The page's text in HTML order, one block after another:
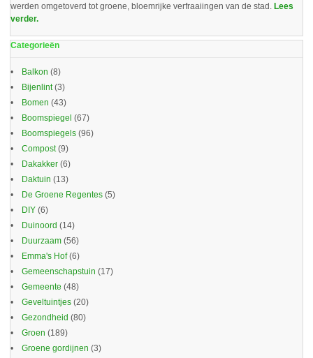
werden omgetoverd tot groene, bloemrijke verfraaiingen van de stad. Lees
verder.
Categorieën
Balkon (8)
Bijenlint(3)
Bomen (43)
Boomspiegel (67)
Boomspiegels (96)
Compost(9)
Dakakker (6)
Daktuin (13)
De Groene Regentes (5)
DIY (6)
Duinoord (14)
Duurzaam (56)
Emma's Hof(6)
Gemeenschapstuin (17)
Gemeente (48)
Geveltuintjes (20)
Gezondheid (80)
Groen (189)
Groene gordijnen (3)